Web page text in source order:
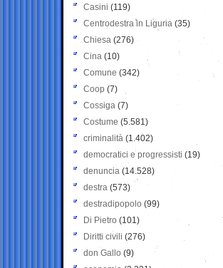
Casini (119)
Centrodestra in Liguria (35)
Chiesa (276)
Cina (10)
Comune (342)
Coop (7)
Cossiga (7)
Costume (5.581)
criminalità (1.402)
democratici e progressisti (19)
denuncia (14.528)
destra (573)
destradipopolo (99)
Di Pietro (101)
Diritti civili (276)
don Gallo (9)